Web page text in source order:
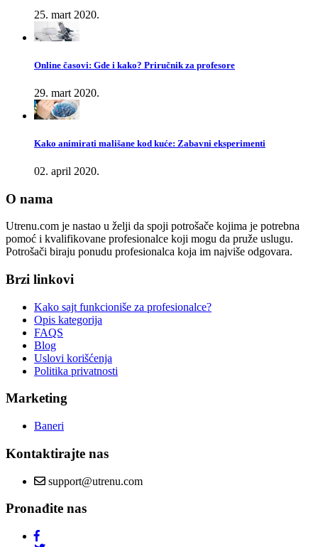
25. mart 2020.
Online časovi: Gde i kako? Priručnik za profesore
29. mart 2020.
Kako animirati mališane kod kuće: Zabavni eksperimenti
02. april 2020.
O nama
Utrenu.com je nastao u želji da spoji potrošače kojima je potrebna
pomoć i kvalifikovane profesionalce koji mogu da pruže uslugu.
Potrošači biraju ponudu profesionalca koja im najviše odgovara.
Brzi linkovi
Kako sajt funkcioniše za profesionalce?
Opis kategorija
FAQS
Blog
Uslovi korišćenja
Politika privatnosti
Marketing
Baneri
Kontaktirajte nas
support@utrenu.com
Pronađite nas